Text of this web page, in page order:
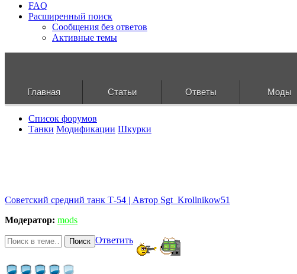
FAQ
Расширенный поиск
Сообщения без ответов
Активные темы
Главная Статьи Ответы Моды
Список форумов
Танки Модификации Шкурки
Советский средний танк Т-54 | Автор Sgt_Krollnikow51
Модератор: mods
Поиск Ответить